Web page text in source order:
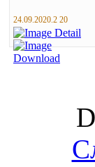
24.09.2020.2 20